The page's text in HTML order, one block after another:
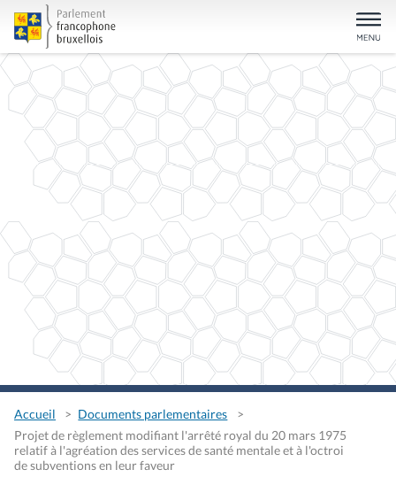
Accueil
Documents parlementaires
Projet de règlement modifiant l'arrêté royal du 20 mars 1975
relatif à l'agréation des services de santé mentale et à l'octroi
de subventions en leur faveur